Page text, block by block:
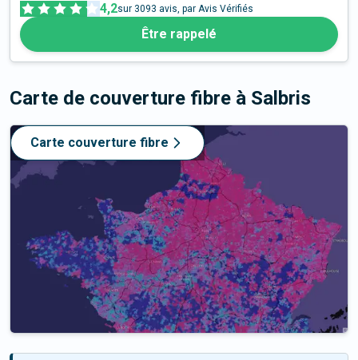
4,2sur 3093 avis, par Avis Vérifiés
Être rappelé
Carte de couverture fibre à Salbris
Carte couverture fibre